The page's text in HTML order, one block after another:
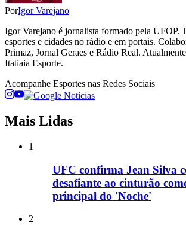
PorIgor Varejano
Igor Varejano é jornalista formado pela UFOP.
esportes e cidades no rádio e em portais.
Primaz, Jornal Geraes e Rádio Real.
Itatiaia Esporte.
Acompanhe Esportes nas Redes Sociais
Mais Lidas
1
UFC confirma Jean Silva
desafiante ao cinturão
principal do 'Noche'
2